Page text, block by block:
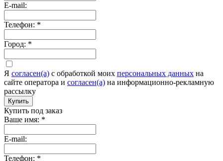
E-mail:
Телефон: *
Город: *
Я согласен(а) c обработкой моих персональных данных на
сайте оператора и согласен(а) на информационно-рекламную
рассылку
Купить
Купить под заказ
Ваше имя: *
E-mail:
Телефон: *